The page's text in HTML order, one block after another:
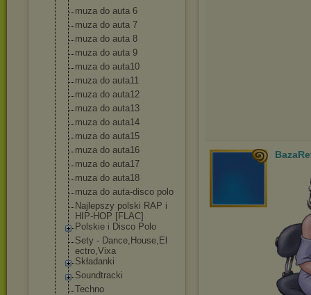
muza do auta 6
muza do auta 7
muza do auta 8
muza do auta 9
muza do auta10
muza do auta11
muza do auta12
muza do auta13
muza do auta14
muza do auta15
muza do auta16
muza do auta17
muza do auta18
muza do auta-disco polo
Najlepszy polski RAP i
HIP-HOP [FLAC]
Polskie i Disco Polo
Sety - Dance,House,El
ectro,Vixa
Składanki
Soundtracki
Techno